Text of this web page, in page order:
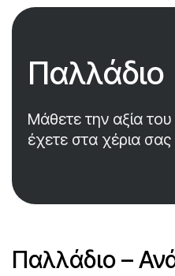
Παλλάδιο
Μάθετε την αξία
έχετε στα χέρια σας
Παλλάδιο –